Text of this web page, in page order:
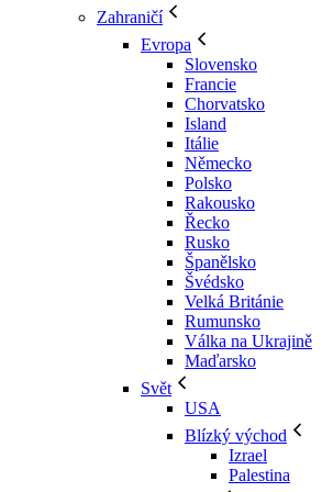
Zahraničí
Evropa
Slovensko
Francie
Chorvatsko
Island
Itálie
Německo
Polsko
Rakousko
Řecko
Rusko
Španělsko
Švédsko
Velká Británie
Rumunsko
Válka na Ukrajině
Maďarsko
Svět
USA
Blízký východ
Izrael
Palestina